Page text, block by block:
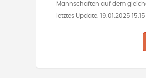
Mannschaften auf dem
letztes Update: 19.01.2025